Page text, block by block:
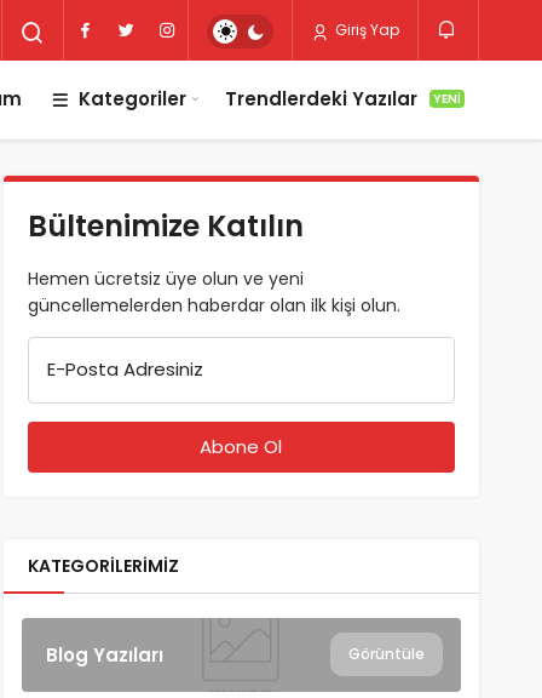
Giriş Yap
Kategoriler Trendlerdeki Yazılar YENI
Bültenimize Katılın
Hemen ücretsiz üye olun ve yeni
güncellemelerden haberdar olan ilk kişi olun.
E-Posta Adresiniz
KATEGORILERIMIZ
Blog Yazıları Görüntüle